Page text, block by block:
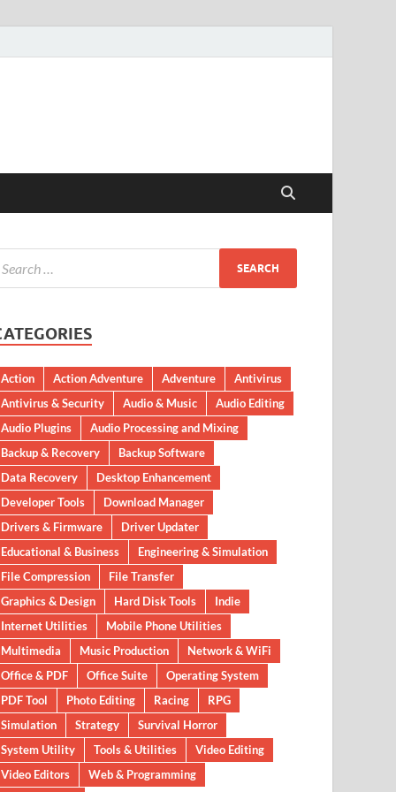
Action Action Adventure Adventure
Antivirus
Antivirus & Security
Audio & Music
Audio Editing
Audio Plugins
Audio Processing and Mixing
Backup & Recovery
Backup Software
Data Recovery
Desktop Enhancement
Developer Tools
Download Manager
Drivers & Firmware
Driver Updater
Educational & Business
Engineering & Simulation
File Compression
File Transfer
Graphics & Design
Hard Disk Tools
Indie
Internet Utilities
Mobile Phone Utilities
Multimedia
Music Production
Network & WiFi
Office & PDF
Office Suite
Operating System
PDF Tool
Photo Editing Racing
RPG
Simulation
Strategy
Survival Horror
System Utility
Tools & Utilities
Video Editing
Video Editors
Web & Programming